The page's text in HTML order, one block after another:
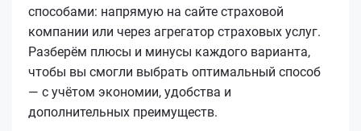
способами: напрямую на сайте страховой
компании или через агрегатор страховых услуг.
Разберём плюсы и минусы каждого варианта,
чтобы вы смогли выбрать оптимальный способ
— с учётом экономии, удобства и
дополнительных преимуществ.